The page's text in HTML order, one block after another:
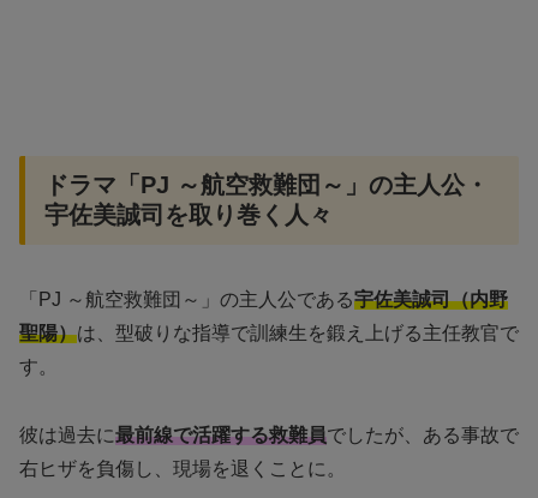
ドラマ「PJ ～航空救難団～」の主人公・
宇佐美誠司を取り巻く人々
「PJ ～航空救難団～」の主人公である宇佐美誠司（内野
聖陽）は、型破りな指導で訓練生を鍛え上げる主任教官で
す。
彼は過去に最前線で活躍する救難員でしたが、ある事故で
右ヒザを負傷し、現場を退くことに。